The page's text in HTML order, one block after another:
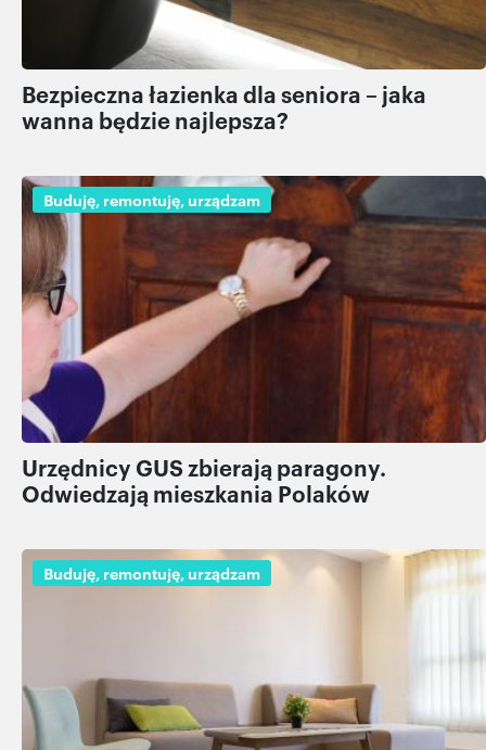
Bezpieczna łazienka dla seniora – jaka
wanna będzie najlepsza?
Buduję, remontuję, urządzam
Urzędnicy GUS zbierają paragony.
Odwiedzają mieszkania Polaków
Buduję, remontuję, urządzam